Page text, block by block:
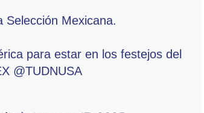
Selección Mexicana.
para estar en los festejos del
@TUDNUSA